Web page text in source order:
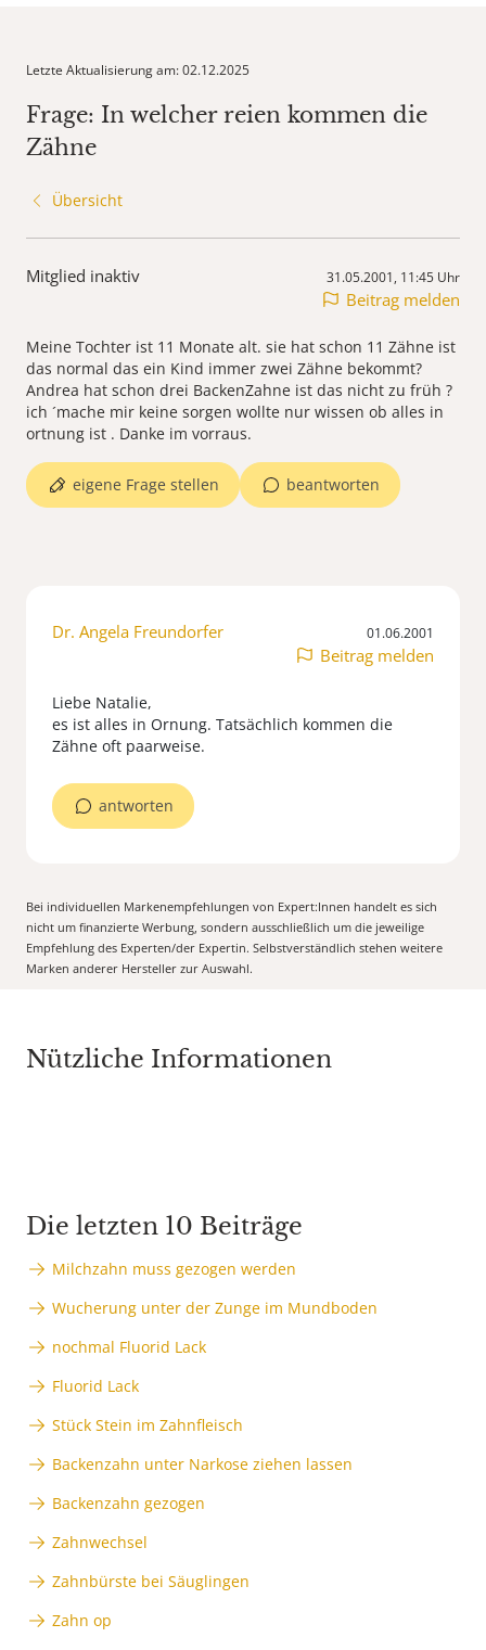
Letzte Aktualisierung am: 02.12.2025
Frage: In welcher reien kommen die
Zähne
Übersicht
Mitglied inaktiv 31.05.2001, 11:45 Uhr
Beitrag melden
Meine Tochter ist 11 Monate alt. sie hat schon 11 Zähne ist
das normal das ein Kind immer zwei Zähne bekommt?
Andrea hat schon drei BackenZahne ist das nicht zu früh ?
ich ´mache mir keine sorgen wollte nur wissen ob alles in
ortnung ist . Danke im vorraus.
beantworten
eigene Frage stellen
Dr. Angela Freundorfer 01.06.2001
Beitrag melden
Liebe Natalie,
es ist alles in Ornung. Tatsächlich kommen die
Zähne oft paarweise.
antworten
Bei individuellen Markenempfehlungen von Expert:Innen handelt es sich
nicht um finanzierte Werbung, sondern ausschließlich um die jeweilige
Empfehlung des Experten/der Expertin. Selbstverständlich stehen weitere
Marken anderer Hersteller zur Auswahl.
Nützliche Informationen
Die letzten 10 Beiträge
Milchzahn muss gezogen werden
Wucherung unter der Zunge im Mundboden
nochmal Fluorid Lack
Fluorid Lack
Stück Stein im Zahnfleisch
Backenzahn unter Narkose ziehen lassen
Backenzahn gezogen
Zahnwechsel
Zahnbürste bei Säuglingen
Zahn op